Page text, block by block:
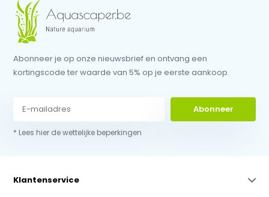
Abonneer je op onze nieuwsbrief en ontvang een
kortingscode ter waarde van 5% op je eerste aankoop.
Abonneer
* Lees hier de wettelijke beperkingen
Klantenservice